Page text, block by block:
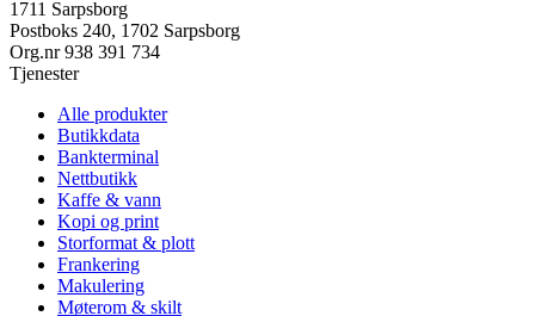
1711 Sarpsborg
Postboks 240, 1702 Sarpsborg
Org.nr938 391 734
Tjenester
Alle produkter
Butikkdata
Bankterminal
Nettbutikk
Kaffe & vann
Kopi og print
Storformat & plott
Frankering
Makulering
Møterom & skilt